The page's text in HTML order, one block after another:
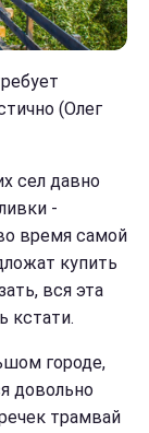
(Олег
сел давно
-
время самой
купить
вся эта
кстати.
городе,
довольно
трамвай